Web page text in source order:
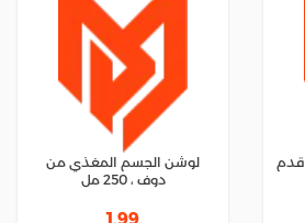
دايموند ورق ألمنيوم، 375 قدم
لوشن الجسم المغذي من
دوف ، 250 مل